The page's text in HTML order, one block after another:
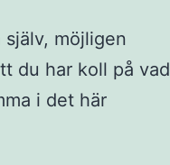
möjligen
du har koll på vad
i det här